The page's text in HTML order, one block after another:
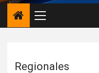
Menú
principal
Regionales